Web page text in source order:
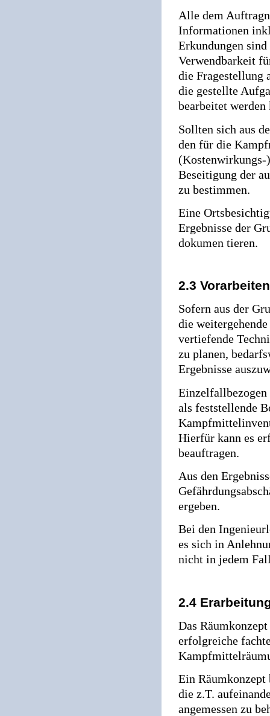
Alle dem
Informationen
Erkundungen
Verwendbarkeit
die Fragestellung
die gestellte
bearbeitet werden
Sollten sich aus
den für die
(Kostenwirkungs-
Beseitigung der
zu bestimmen.
Eine
Ergebnisse der
dokumen tieren.
2.3
Sofern aus der
die
vertiefende
zu planen,
Ergebnisse
Einzelfallbezogen
als feststellende
Hierfür kann es
beauftragen.
Aus den
ergeben.
Bei den
es sich in
nicht in jedem
2.4
Das
erfolgreiche
Ein Räumkonzept
die z.T.
angemessen zu